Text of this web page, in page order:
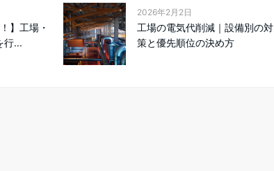
】工場・
行...
2026年2月2日
工場の電気代削減｜設備別の対
策と優先順位の決め方